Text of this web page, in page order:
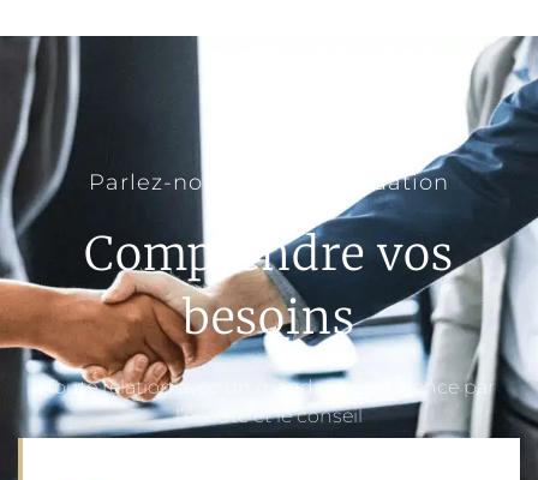
Parlez-nous de votre situation
Comprendre vos
besoins
Toute relation avec un mandant commence par
l’écoute et le conseil